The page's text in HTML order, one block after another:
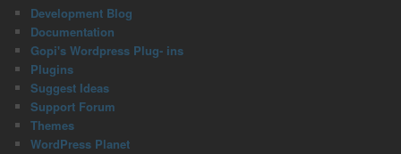
Development Blog
Documentation
Gopi's Wordpress Plug- ins
Plugins
Suggest Ideas
Support Forum
Themes
WordPress Planet